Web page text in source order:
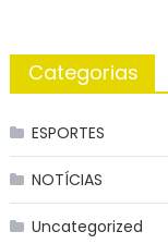
Categorias
ESPORTES
NOTÍCIAS
Uncategorized